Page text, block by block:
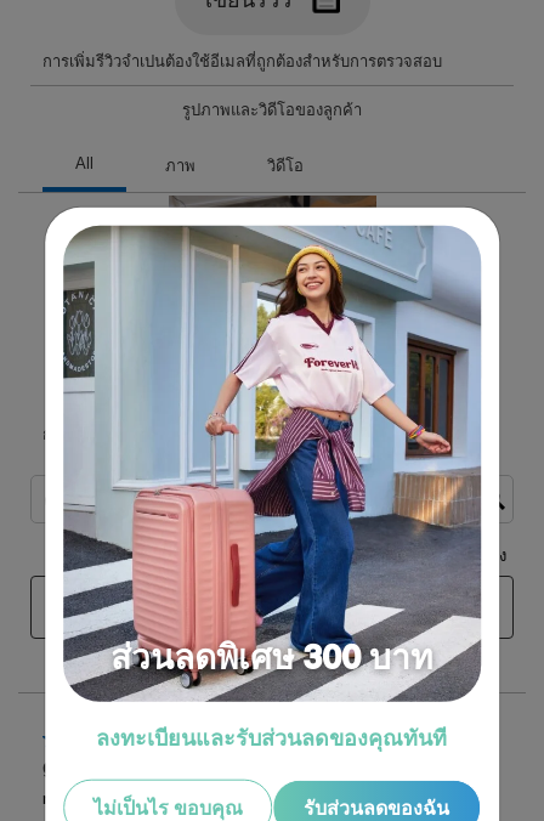
ส่วนลดพิเศษ 300 บาท
ลงทะเบียนและรับส่วนลดของคุณทันที
ไม่เป็นไร ขอบคุณ รับส่วนลดของฉัน